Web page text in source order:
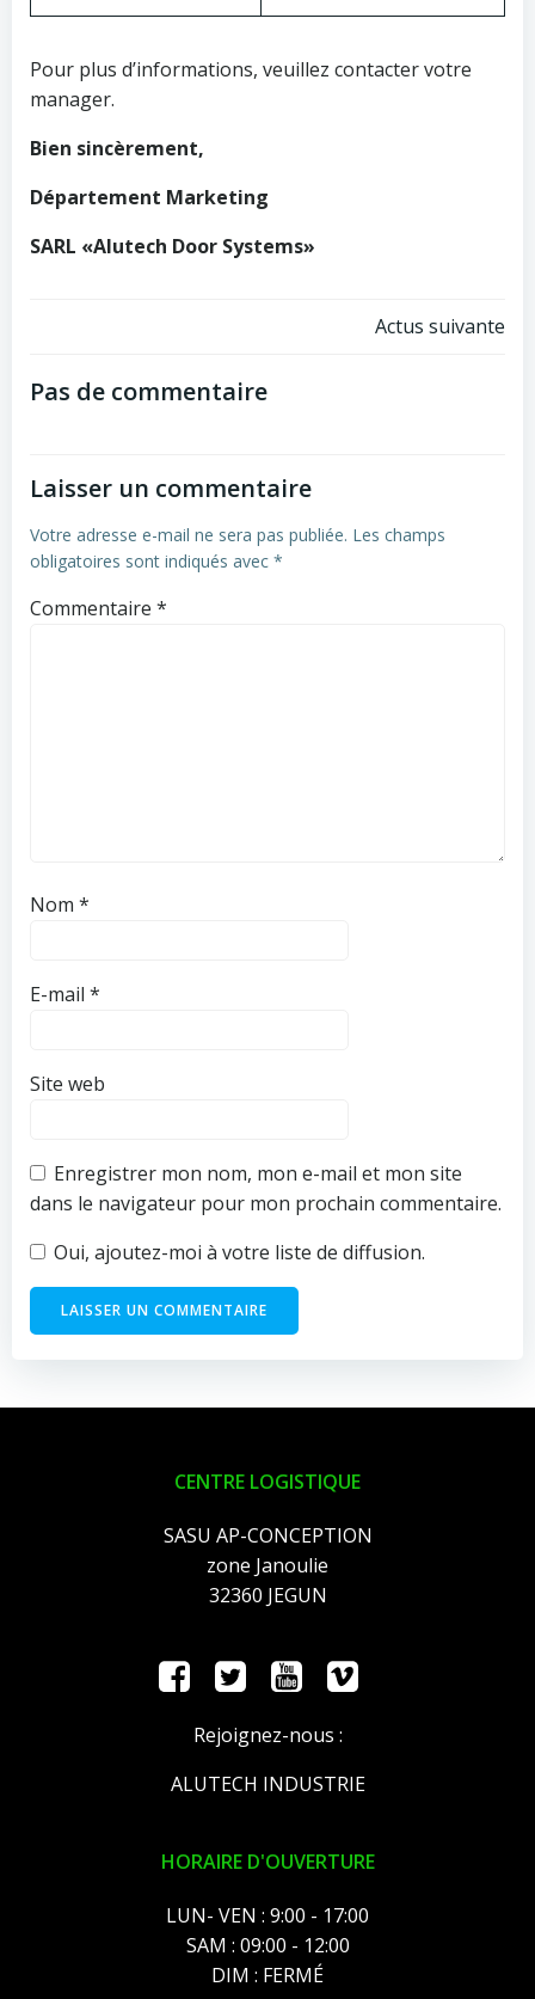
Pour plus d’informations, veuillez contacter votre
manager.
Bien sincèrement,
Département Marketing
SARL «Alutech Door Systems»
Navigation
de
Actus suivante
Pas de commentaire
Laisser un commentaire
Votre adresse e-mail ne sera pas publiée. Les champs
obligatoires sont indiqués avec *
Commentaire *
Nom *
E-mail *
Site web
Enregistrer mon nom, mon e-mail et mon site
dans le navigateur pour mon prochain commentaire.
Oui, ajoutez-moi à votre liste de diffusion.
CENTRE LOGISTIQUE
SASU AP-CONCEPTION
zone Janoulie
32360 JEGUN
Rejoignez-nous :
ALUTECH INDUSTRIE
HORAIRE D'OUVERTURE
LUN- VEN : 9:00 - 17:00
SAM : 09:00 - 12:00
DIM : FERMÉ